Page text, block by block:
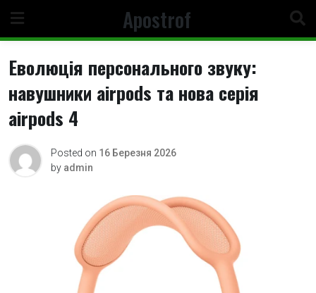
content
Apostrof
Еволюція персонального звуку:
навушники airpods та нова серія
airpods 4
Posted on 16 Березня 2026
by admin